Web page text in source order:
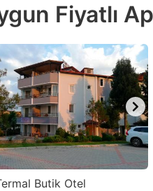
Fiyatlı
Butik Otel